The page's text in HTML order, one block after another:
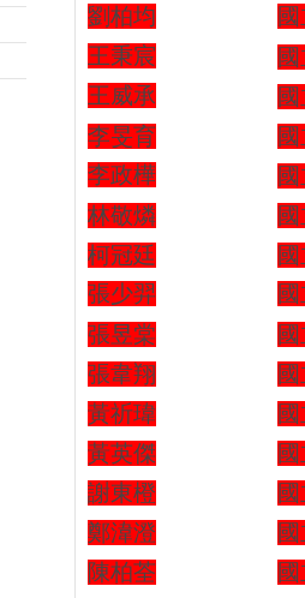
劉柏均
王秉宸
王威承
李旻育
李政樺
林敬燐
柯冠廷
張少羿
張昱棠
張韋翔
黃祈瑋
黃英傑
謝東橙
鄭湋澄
陳柏荃